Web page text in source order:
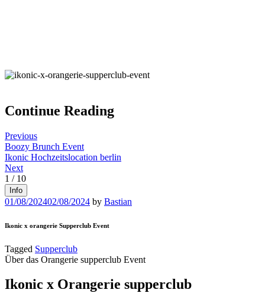
Continue Reading
Previous
Boozy Brunch Event
Ikonic Hochzeitslocation berlin
Next
1 / 10
Info
01/08/202402/08/2024 by Bastian
Ikonic x orangerie Supperclub Event
Tagged Supperclub
Über das Orangerie supperclub Event
Ikonic x Orangerie supperclub